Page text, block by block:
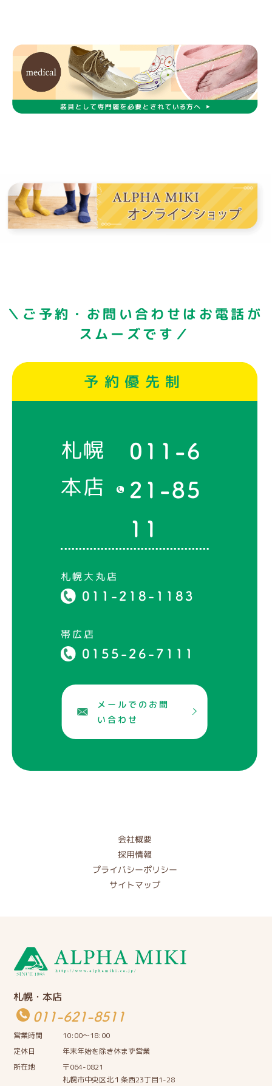
＼ご予約・お問い合わせはお電話が
スムーズです／
予約優先制
札幌
本店
011-6
21-85
11
札幌大丸店
011-218-1183
帯広店
0155-26-7111
メールでのお問
い合わせ
会社概要
採用情報
プライバシーポリシー
サイトマップ
札幌・本店
011-621-8511
営業時間
10:00〜18:00
定休日
年末年始を除き休まず営業
所在地
〒064-0821
札幌市中央区北１条西23丁目1-28